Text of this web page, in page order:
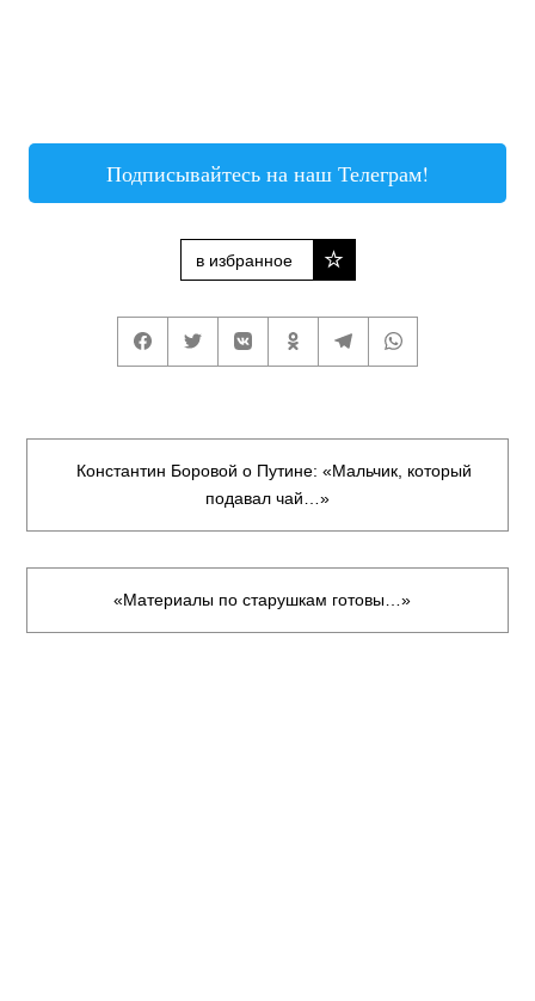
Подписывайтесь на наш Телеграм!
в избранное
Константин Боровой о Путине: «Мальчик, который
подавал чай…»
«Материалы по старушкам готовы…»